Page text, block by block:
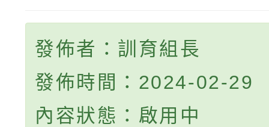
發佈者：訓育組長
發佈時間：2024-02-29
內容狀態：啟用中